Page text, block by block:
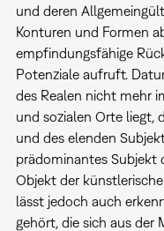
und deren
Konturen und Formen
empfindungsfähige
Potenziale aufruft.
des Realen nicht mehr
und sozialen Orte liegt,
und des elenden
prädominantes Subjekt
Objekt der
lässt jedoch auch
gehört, die sich aus der